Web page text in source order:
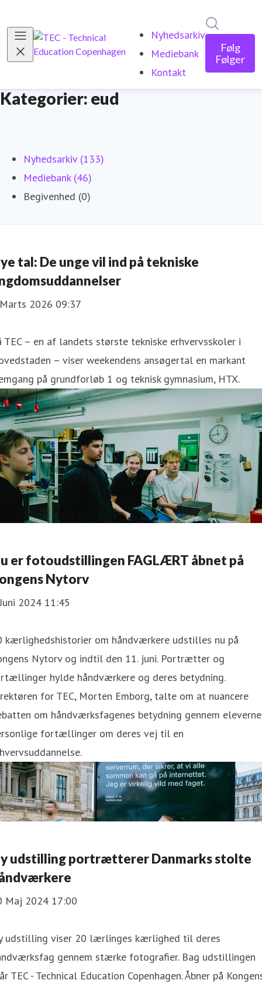
Nyhedsarkiv
Mediebank
Kontakt
Følg
Følger
Kategorier: eud
Nyhedsarkiv (133)
Mediebank (46)
Begivenhed (0)
tal: De unge vil ind på tekniske
2026 09:37
TEC – en af landets største tekniske erhvervsskoler i
– viser weekendens ansøgertal en markant
på grundforløb 1 og teknisk gymnasium, HTX.
er fotoudstillingen FAGLÆRT åbnet på
Nytorv
2024 11:45
kærlighedshistorier om håndværkere udstilles nu på
Nytorv og indtil den 11. juni. Portrætter og
hylde håndværkere og deres betydning.
for TEC, Morten Emborg, talte om at nuancere
om håndværksfagenes betydning gennem
fortællinger om deres vej til en
udstilling portrætterer Danmarks stolte
Maj 2024 17:00
udstilling viser 20 lærlinges kærlighed til deres
gennem stærke fotografier. Bag udstillingen
TEC - Technical Education Copenhagen. Åbner på